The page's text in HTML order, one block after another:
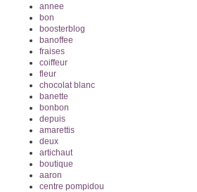
annee
bon
boosterblog
banoffee
fraises
coiffeur
fleur
chocolat blanc
banette
bonbon
depuis
amarettis
deux
artichaut
boutique
aaron
centre pompidou